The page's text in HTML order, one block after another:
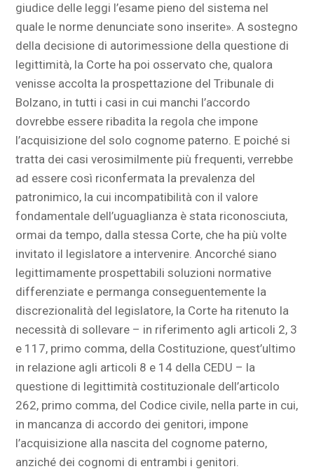
giudice delle leggi l’esame pieno del sistema nel
quale le norme denunciate sono inserite». A sostegno
della decisione di autorimessione della questione di
legittimità, la Corte ha poi osservato che, qualora
venisse accolta la prospettazione del Tribunale di
Bolzano, in tutti i casi in cui manchi l’accordo
dovrebbe essere ribadita la regola che impone
l’acquisizione del solo cognome paterno. E poiché si
tratta dei casi verosimilmente più frequenti, verrebbe
ad essere così riconfermata la prevalenza del
patronimico, la cui incompatibilità con il valore
fondamentale dell’uguaglianza è stata riconosciuta,
ormai da tempo, dalla stessa Corte, che ha più volte
invitato il legislatore a intervenire. Ancorché siano
legittimamente prospettabili soluzioni normative
differenziate e permanga conseguentemente la
discrezionalità del legislatore, la Corte ha ritenuto la
necessità di sollevare – in riferimento agli articoli 2, 3
e 117, primo comma, della Costituzione, quest’ultimo
in relazione agli articoli 8 e 14 della CEDU – la
questione di legittimità costituzionale dell’articolo
262, primo comma, del Codice civile, nella parte in cui,
in mancanza di accordo dei genitori, impone
l’acquisizione alla nascita del cognome paterno,
anziché dei cognomi di entrambi i genitori.